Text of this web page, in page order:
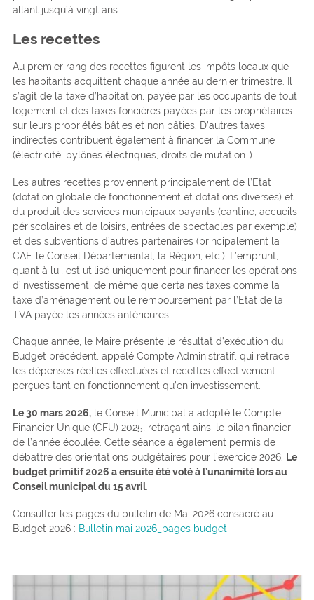
allant jusqu’à vingt ans.
Les recettes
Au premier rang des recettes figurent les impôts locaux que
les habitants acquittent chaque année au dernier trimestre. Il
s’agit de la taxe d’habitation, payée par les occupants de tout
logement et des taxes foncières payées par les propriétaires
sur leurs propriétés bâties et non bâties. D’autres taxes
indirectes contribuent également à financer la Commune
(électricité, pylônes électriques, droits de mutation…).
Les autres recettes proviennent principalement de l’Etat
(dotation globale de fonctionnement et dotations diverses) et
du produit des services municipaux payants (cantine, accueils
périscolaires et de loisirs, entrées de spectacles par exemple)
et des subventions d’autres partenaires (principalement la
CAF, le Conseil Départemental, la Région, etc.). L’emprunt,
quant à lui, est utilisé uniquement pour financer les opérations
d’investissement, de même que certaines taxes comme la
taxe d’aménagement ou le remboursement par l’Etat de la
TVA payée les années antérieures.
Chaque année, le Maire présente le résultat d’exécution du
Budget précédent, appelé Compte Administratif, qui retrace
les dépenses réelles effectuées et recettes effectivement
perçues tant en fonctionnement qu’en investissement.
Le 30 mars 2026,le Conseil Municipal a adopté le Compte
Financier Unique (CFU) 2025, retraçant ainsi le bilan financier
de l’année écoulée. Cette séance a également permis de
débattre des orientations budgétaires pour l’exercice 2026.
Le
budget primitif 2026 a ensuite été voté à l’unanimité lors au
Conseil municipal du 15 avril.
Consulter les pages du bulletin de Mai 2026 consacré au
Budget 2026 : Bulletin mai 2026_pages budget